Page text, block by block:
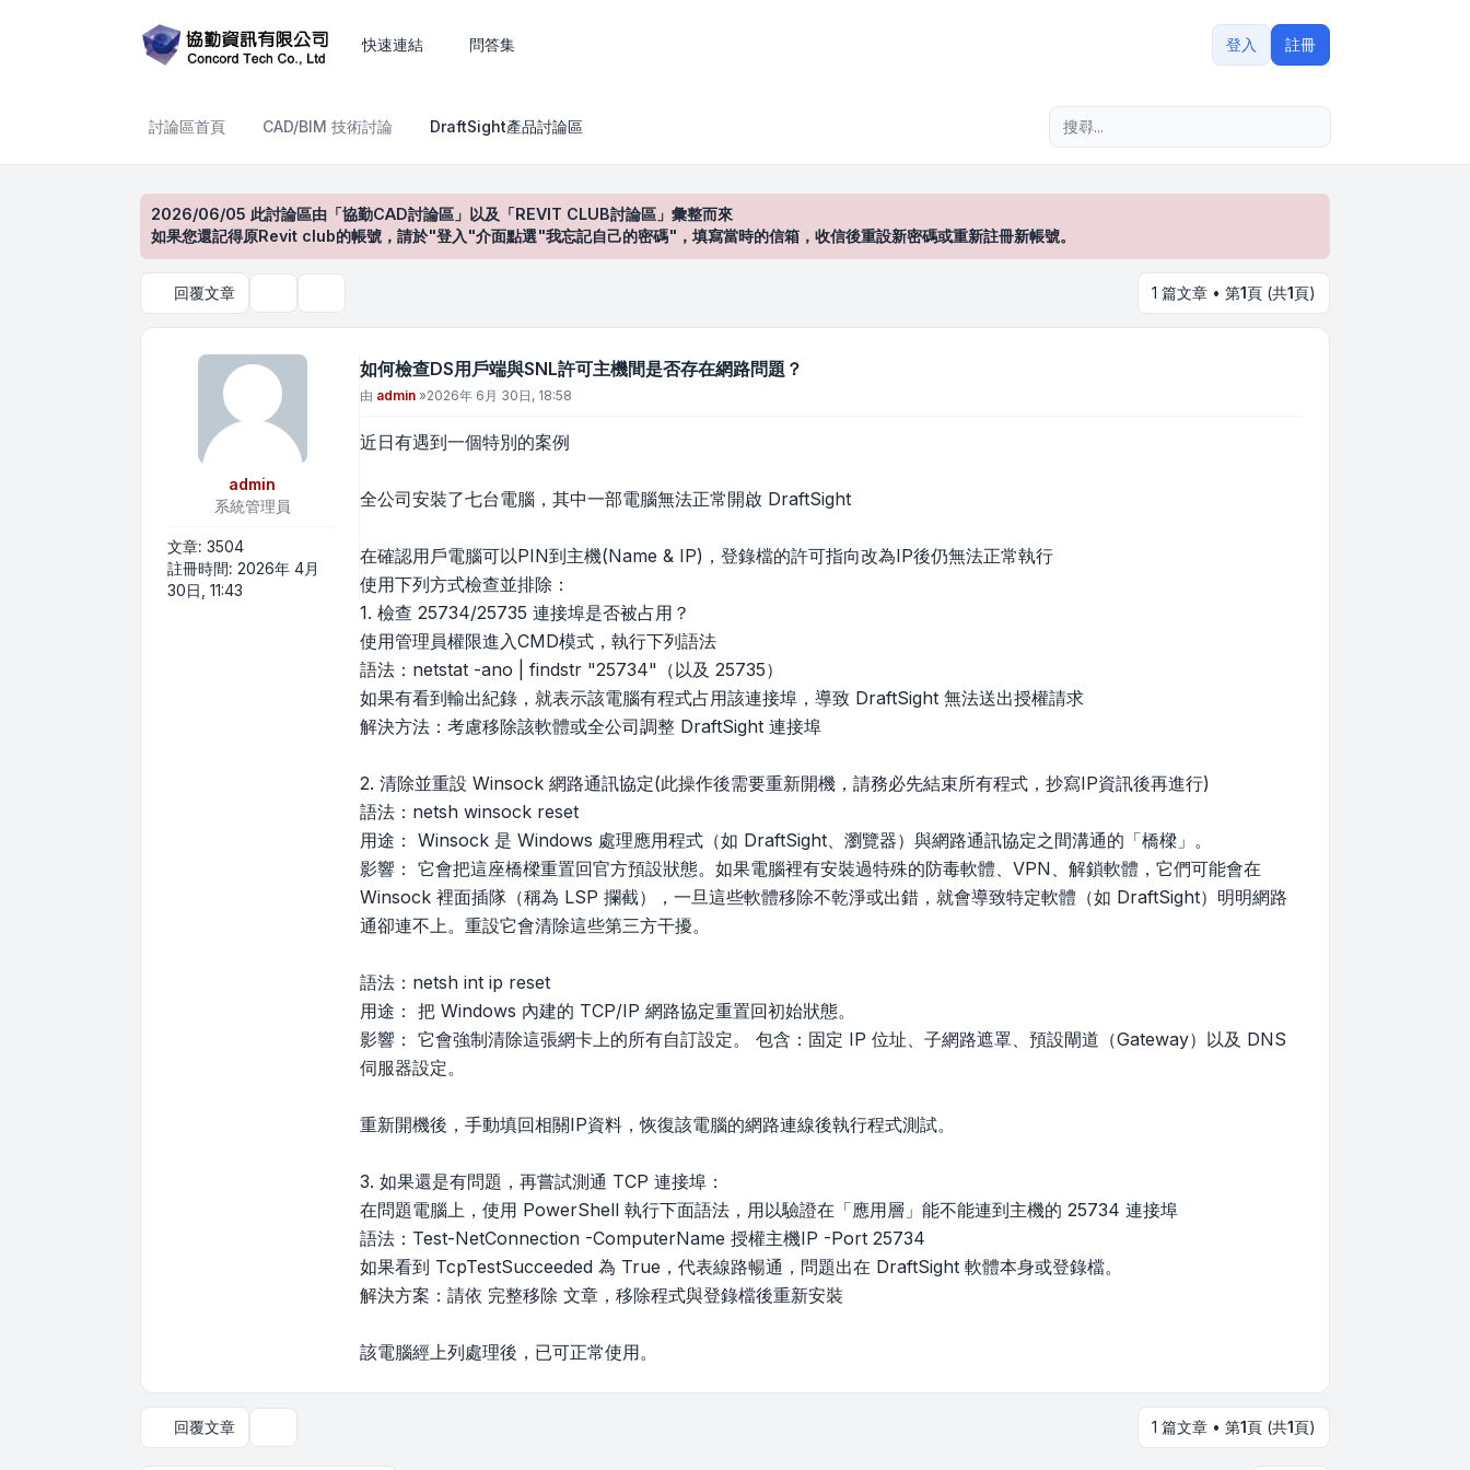
快速連結 問答集 登入 註冊
討論區首頁 CAD/BIM 技術討論 DraftSight產品討論區
2026/06/05 此討論區由「協勤CAD討論區」以及「REVIT CLUB討論區」彙整而來
如果您還記得原Revit club的帳號，請於"登入"介面點選"我忘記自己的密碼"，填寫當時的信箱，收信後重設新密碼或重新註冊新帳號。
回覆文章 1 篇文章 • 第1頁 (共1頁)
admin
系統管理員
文章: 3504
註冊時間: 2026年 4月
30日, 11:43
如何檢查DS用戶端與SNL許可主機間是否存在網路問題？
文章
由 admin »2026年 6月 30日, 18:58
近日有遇到一個特別的案例
全公司安裝了七台電腦，其中一部電腦無法正常開啟 DraftSight
在確認用戶電腦可以PIN到主機(Name & IP)，登錄檔的許可指向改為IP後仍無法正常執行
使用下列方式檢查並排除：
1. 檢查 25734/25735 連接埠是否被占用？
使用管理員權限進入CMD模式，執行下列語法
語法：netstat -ano | findstr "25734"（以及 25735）
如果有看到輸出紀錄，就表示該電腦有程式占用該連接埠，導致 DraftSight 無法送出授權請求
解決方法：考慮移除該軟體或全公司調整 DraftSight 連接埠
2. 清除並重設 Winsock 網路通訊協定(此操作後需要重新開機，請務必先結束所有程式，抄寫IP資訊後再進行)
語法：netsh winsock reset
用途： Winsock 是 Windows 處理應用程式（如 DraftSight、瀏覽器）與網路通訊協定之間溝通的「橋樑」。
影響： 它會把這座橋樑重置回官方預設狀態。如果電腦裡有安裝過特殊的防毒軟體、VPN、解鎖軟體，它們可能會在
Winsock 裡面插隊（稱為 LSP 攔截），一旦這些軟體移除不乾淨或出錯，就會導致特定軟體（如 DraftSight）明明網路
通卻連不上。重設它會清除這些第三方干擾。
語法：netsh int ip reset
用途： 把 Windows 內建的 TCP/IP 網路協定重置回初始狀態。
影響： 它會強制清除這張網卡上的所有自訂設定。 包含：固定 IP 位址、子網路遮罩、預設閘道（Gateway）以及 DNS
伺服器設定。
重新開機後，手動填回相關IP資料，恢復該電腦的網路連線後執行程式測試。
3. 如果還是有問題，再嘗試測通 TCP 連接埠：
在問題電腦上，使用 PowerShell 執行下面語法，用以驗證在「應用層」能不能連到主機的 25734 連接埠
語法：Test-NetConnection -ComputerName 授權主機IP -Port 25734
如果看到 TcpTestSucceeded 為 True，代表線路暢通，問題出在 DraftSight 軟體本身或登錄檔。
解決方案：請依 完整移除 文章，移除程式與登錄檔後重新安裝
該電腦經上列處理後，已可正常使用。
回覆文章 1 篇文章 • 第1頁 (共1頁)